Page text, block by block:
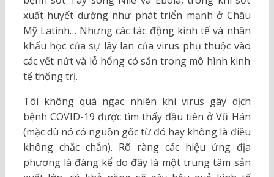
xuất huyết dường như phát triển mạnh ở Châu
Mỹ Latinh… Nhưng các tác động kinh tế và nhân
khẩu học của sự lây lan của virus phụ thuộc vào
các vết nứt và lỗ hổng có sắn trong mô hình kinh
tế thống trị.
Tôi không quá ngạc nhiên khi virus gây dịch
bệnh COVID-19 được tìm thấy đầu tiên ở Vũ Hán
(mặc dù nó có nguồn gốc từ đó hay không là điều
không chắc chắn). Rõ ràng các hiệu ứng địa
phương là đáng kể do đây là một trung tâm sản